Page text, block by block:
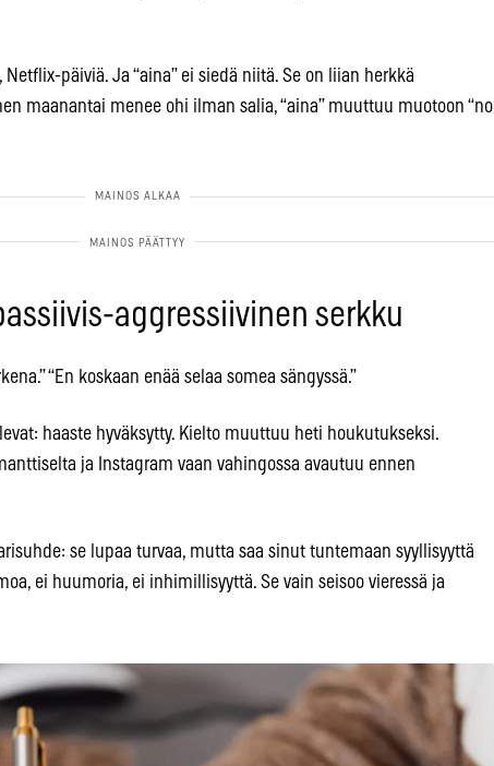
päiviä. Ja “aina” ei siedä niitä. Se on liian herkkä
maanantai menee ohi ilman salia, “aina” muuttuu muotoon “no
aggressiivinen serkku
“En koskaan enää selaa somea sängyssä.”
haaste hyväksytty. Kielto muuttuu heti houkutukseksi.
ja Instagram vaan vahingossa avautuu ennen
se lupaa turvaa, mutta saa sinut tuntemaan syyllisyyttä
ei huumoria, ei inhimillisyyttä. Se vain seisoo vieressä ja